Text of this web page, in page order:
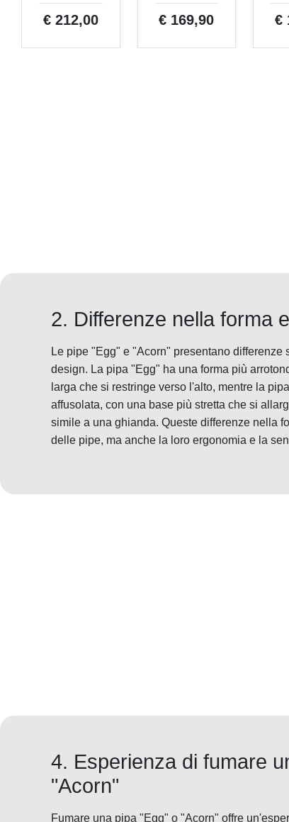
€ 212,00 € 169,90 €
2. Differenze nella forma
Le pipe "Egg" e "Acorn" presentano differenze
design. La pipa "Egg" ha una forma più
larga che si restringe verso l'alto, mentre la
affusolata, con una base più stretta che si
simile a una ghianda. Queste differenze nella
delle pipe, ma anche la loro ergonomia e la
4. Esperienza di fumare
"Acorn"
Fumare una pipa "Egg" o "Acorn" offre